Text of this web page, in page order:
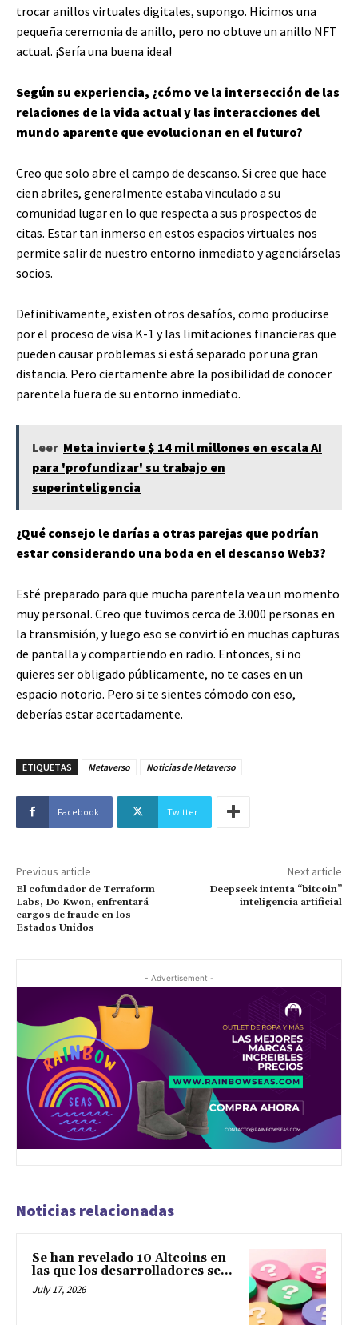
trocar anillos virtuales digitales, supongo. Hicimos una
pequeña ceremonia de anillo, pero no obtuve un anillo NFT
actual. ¡Sería una buena idea!
Según su experiencia, ¿cómo ve la intersección de las
relaciones de la vida actual y las interacciones del
mundo aparente que evolucionan en el futuro?
Creo que solo abre el campo de descanso. Si cree que hace
cien abriles, generalmente estaba vinculado a su
comunidad lugar en lo que respecta a sus prospectos de
citas. Estar tan inmerso en estos espacios virtuales nos
permite salir de nuestro entorno inmediato y agenciárselas
socios.
Definitivamente, existen otros desafíos, como producirse
por el proceso de visa K-1 y las limitaciones financieras que
pueden causar problemas si está separado por una gran
distancia. Pero ciertamente abre la posibilidad de conocer
parentela fuera de su entorno inmediato.
Leer Meta invierte $ 14 mil millones en escala AI
para 'profundizar' su trabajo en
superinteligencia
¿Qué consejo le darías a otras parejas que podrían
estar considerando una boda en el descanso Web3?
Esté preparado para que mucha parentela vea un momento
muy personal. Creo que tuvimos cerca de 3.000 personas en
la transmisión, y luego eso se convirtió en muchas capturas
de pantalla y compartiendo en radio. Entonces, si no
quieres ser obligado públicamente, no te cases en un
espacio notorio. Pero si te sientes cómodo con eso,
deberías estar acertadamente.
ETIQUETAS Metaverso Noticias de Metaverso
Facebook Twitter
Previous article
El cofundador de Terraform
Labs, Do Kwon, enfrentará
cargos de fraude en los
Estados Unidos
Next article
Deepseek intenta “bitcoin”
inteligencia artificial
- Advertisement -
Noticias relacionadas
Se han revelado 10 Altcoins en
las que los desarrolladores se...
July 17, 2026